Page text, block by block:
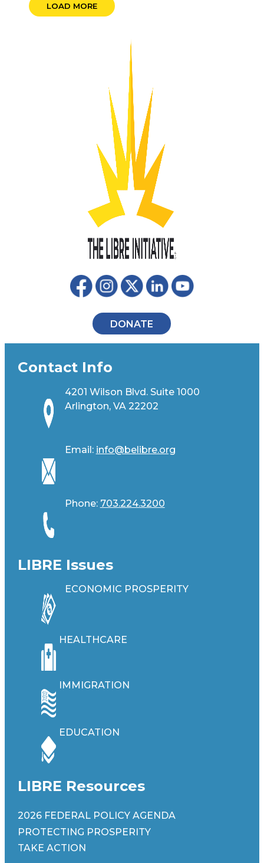
LOAD MORE
DONATE
Contact Info
4201 Wilson Blvd. Suite 1000
Arlington, VA 22202
Email: info@belibre.org
Phone: 703.224.3200
LIBRE Issues
ECONOMIC PROSPERITY
HEALTHCARE
IMMIGRATION
EDUCATION
LIBRE Resources
2026 FEDERAL POLICY AGENDA
PROTECTING PROSPERITY
TAKE ACTION